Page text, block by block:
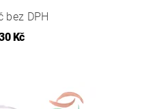
bez DPH
Kč